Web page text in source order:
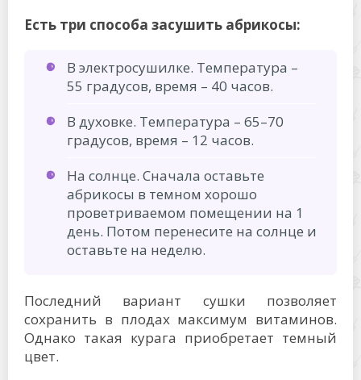
Есть три способа засушить абрикосы:
В электросушилке. Температура –
55 градусов, время – 40 часов.
В духовке. Температура – 65–70
градусов, время – 12 часов.
На солнце. Сначала оставьте
абрикосы в темном хорошо
проветриваемом помещении на 1
день. Потом перенесите на солнце и
оставьте на неделю.
Последний вариант сушки позволяет
сохранить в плодах максимум витаминов.
Однако такая курага приобретает темный
цвет.